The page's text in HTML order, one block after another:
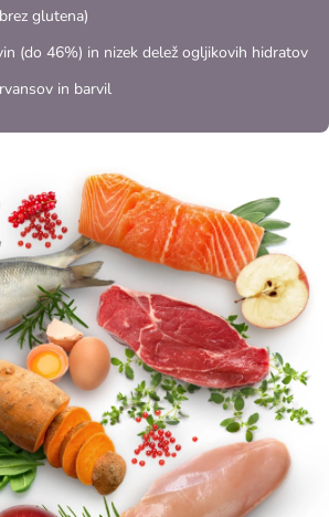
glutena)
(do 46%) in nizek delež ogljikovih hidratov
in barvil